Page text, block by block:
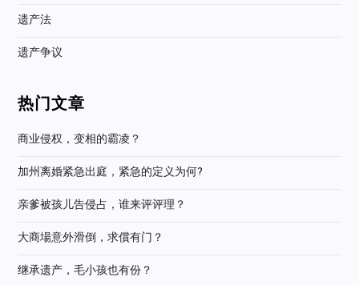
遗产法
遗产争议
热门文章
商业侵权，变相的霸凌？
加州离婚紧急出庭，紧急的定义为何?
亲爹被孩儿告侵占，谁来评评理？
大商場意外滑倒，求償有门？
继承遗产，毛小孩也有份？